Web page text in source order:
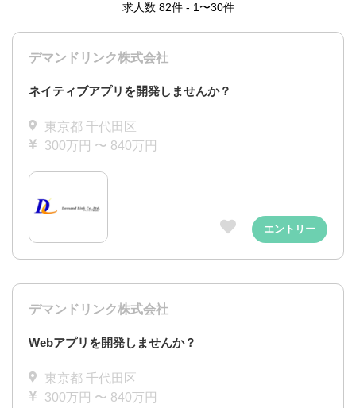
求人数 82件 - 1〜30件
デマンドリンク株式会社
ネイティブアプリを開発しませんか？
東京都 千代田区
300万円 〜 840万円
エントリー
デマンドリンク株式会社
Webアプリを開発しませんか？
東京都 千代田区
300万円 〜 840万円